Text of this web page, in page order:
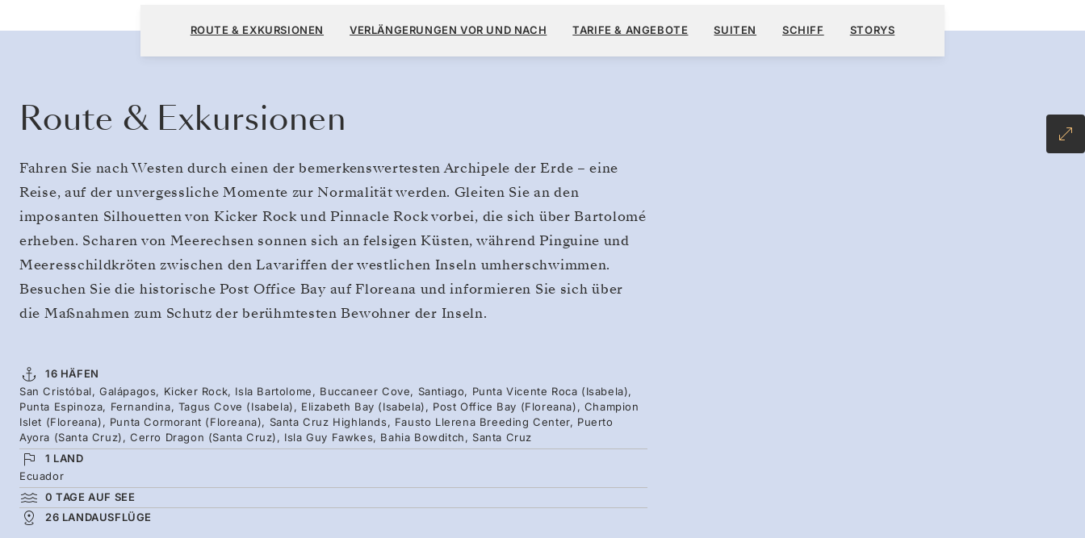
San Cristóbal, Galápagos nach San Cristóbal,
7 TAGE
12.400 $ KREUZFAHRT BUCHEN ANGEBOT ANFORDERN
ROUTE & EXKURSIONEN VERLÄNGERUNGEN VOR UND NACH TARIFE & ANGEBOTE SUITEN SCHIFF STORYS
Route & Exkursionen
Fahren Sie nach Westen durch einen der bemerkenswertesten Archipele der Erde – eine
Reise, auf der unvergessliche Momente zur Normalität werden. Gleiten Sie an den
imposanten Silhouetten von Kicker Rock und Pinnacle Rock vorbei, die sich über Bartolomé
erheben. Scharen von Meerechsen sonnen sich an felsigen Küsten, während Pinguine und
Meeresschildkröten zwischen den Lavariffen der westlichen Inseln umherschwimmen.
Besuchen Sie die historische Post Office Bay auf Floreana und informieren Sie sich über
die Maßnahmen zum Schutz der berühmtesten Bewohner der Inseln.
16 HÄFEN
San Cristóbal, Galápagos, Kicker Rock, Isla Bartolome, Buccaneer Cove, Santiago, Punta Vicente Roca (Isabela),
Punta Espinoza, Fernandina, Tagus Cove (Isabela), Elizabeth Bay (Isabela), Post Office Bay (Floreana), Champion
Islet (Floreana), Punta Cormorant (Floreana), Santa Cruz Highlands, Fausto Llerena Breeding Center, Puerto
Ayora (Santa Cruz), Cerro Dragon (Santa Cruz), Isla Guy Fawkes, Bahia Bowditch, Santa Cruz
1 LAND
Ecuador
0 TAGE AUF SEE
26 LANDAUSFLÜGE